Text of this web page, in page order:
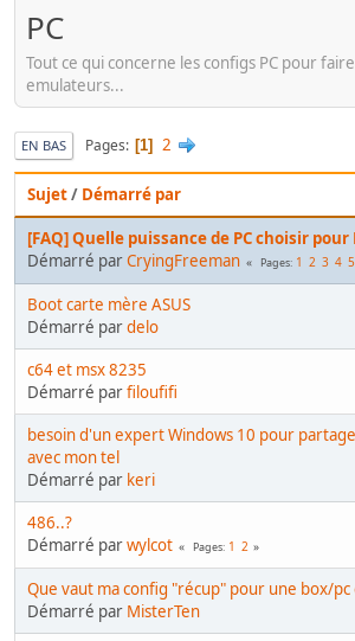
PC
Tout ce qui concerne les configs PC pour
emulateurs...
EN BAS Pages 1 2
Sujet/ Démarré par
[FAQ] Quelle puissance de PC choisir pour
Démarré parCryingFreeman Pages 1 2 3 4 5
Boot carte mère ASUS
Démarré pardelo
c64 et msx 8235
Démarré parfiloufifi
besoin d'un expert Windows 10 pour
avec mon tel
Démarré par keri
486..?
Démarré parwylcot Pages 1 2
Que vaut ma config "récup" pour une box/pc
Démarré par MisterTen